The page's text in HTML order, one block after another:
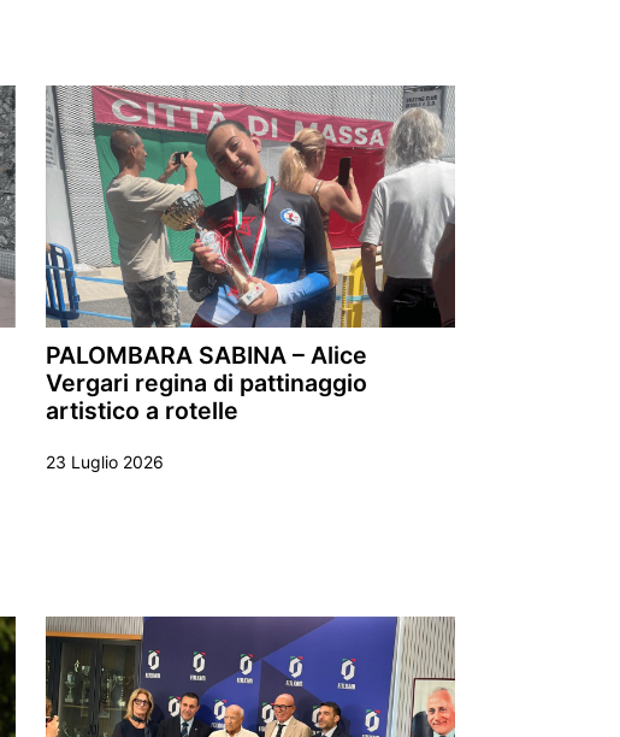
PALOMBARA SABINA – Alice
Vergari regina di pattinaggio
artistico a rotelle
23 Luglio 2026